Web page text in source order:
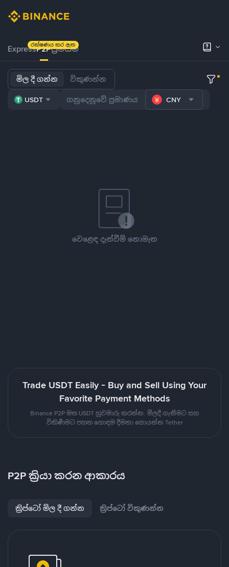
ExpressP2Pප්‍රිමියම්
රක්ෂණය කර ඇත
මිල දී ගන්න විකුණන්න
USDT CNY
වෙළෙඳ දැන්වීම් නොමැත
Trade USDT Easily - Buy and Sell Using Your
Favorite Payment Methods
Binance P2P මත USDT හුවමාරු කරන්න. මිලදී ගැනීමට සහ
විකිණීමට පහත හොඳම දීමනා සොයන්න Tether
P2P ක්‍රියා කරන ආකාරය
ක්‍රිප්ටෝ මිල දී ගන්න ක්‍රිප්ටෝ විකුණන්න